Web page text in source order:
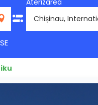
Aterizarea